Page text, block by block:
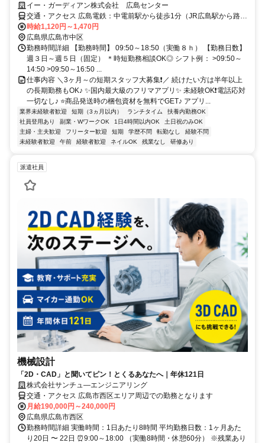
イー・ガーディアン株式会社 広島センター
交通・アクセス 広島電鉄：中電前駅から徒歩1分（JR広島駅から路面
電車orバスで20分）/ アストラムライン：本通り駅から徒歩10分
時給1,120円～1,470円
広島県広島市中区
勤務時間詳細 【勤務時間】 09:50～18:50（実働８ｈ） 【勤務日数】
週３日～週５日（固定） ＊時短勤務相談OK◎ シフト例： >09:50～
14:50 >09:50～16:50 ...
仕事内容 ＼3ヶ月～の短期スタッフ大募集❗／ 続けたい方は半年以上
の長期勤務もOK♪ ✨国内最大級のフリマアプリ✨ 未経験OK❗電話応対
一切なし♪ ⭐商品発送時の梱包資材を無料でGET♪ アプリ...
業界未経験者歓迎 短期（3ヵ月以内） ランチタイム
扶養内勤務OK
社員登用あり
副業・WワークOK 1日4時間以内OK
土日祝のみOK
主婦・主夫歓迎
フリーター歓迎 短期 学歴不問 転勤なし
経験不問
未経験者歓迎
午前 経験者歓迎 ネイルOK 残業なし 研修あり
派遣社員
機械設計
「2D・CAD」と聞いてピン！とくるあなたへ｜年休121日
株式会社サンチュ―エンジニアリング
交通・アクセス 広島市西区エリア周辺での勤務となります
月給190,000円～240,000円
広島県広島市西区
勤務時間詳細 実働時間：1日あたり8時間 平均勤務日数：1ヶ月あた
り20日 〜 22日 ⏰9:00～18:00 （実働8時間・休憩60分） ※残業あり